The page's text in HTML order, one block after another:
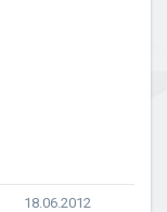
18.06.2012